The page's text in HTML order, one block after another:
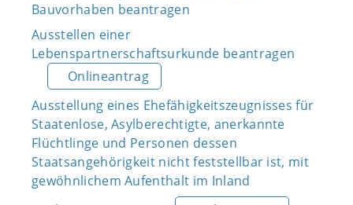
Bauvorhaben beantragen
Ausstellen einer
Lebenspartnerschaftsurkunde beantragen
Onlineantrag
Ausstellung eines Ehefähigkeitszeugnisses für
Staatenlose, Asylberechtigte, anerkannte
Flüchtlinge und Personen dessen
Staatsangehörigkeit nicht feststellbar ist, mit
gewöhnlichem Aufenthalt im Inland